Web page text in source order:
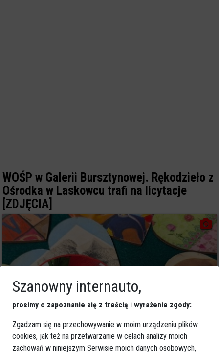
WOŚP w Galerii Bursztynowej. Rękodzieło z
Ośrodka w Laskowcu trafi na licytacje
[ZDJĘCIA]
Szanowny internauto,
prosimy o zapoznanie się z treścią i wyrażenie zgody:
Zgadzam się na przechowywanie w moim urządzeniu plików
cookies, jak też na przetwarzanie w celach analizy moich
zachowań w niniejszym Serwisie moich danych osobowych,